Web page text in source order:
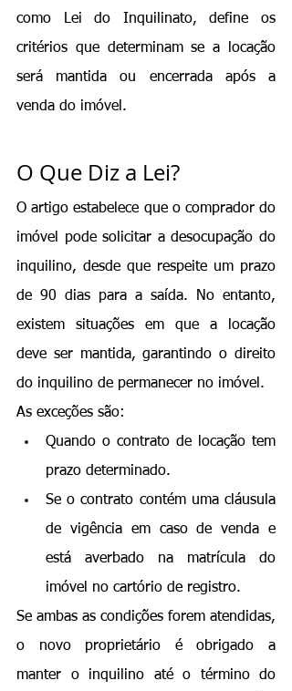
como
Lei do Inquilinato, define os
critérios que determinam se a locação
será mantida ou encerrada após a
venda do imóvel.
O Que Diz a Lei?
O artigo estabelece que o comprador do
imóvel pode solicitar a desocupação do
inquilino, desde que respeite um prazo
de 90 dias para a saída. No entanto,
existem situações em que a locação
deve ser mantida, garantindo o direito
do inquilino de permanecer no imóvel.
As exceções são:
Quando o contrato de locação tem
prazo determinado.
Se o contrato contém uma cláusula
de vigência em caso de venda e
está averbado na matrícula do
imóvel no cartório de registro.
Se ambas as condições forem atendidas,
o novo proprietário é obrigado a
manter o inquilino até o término do